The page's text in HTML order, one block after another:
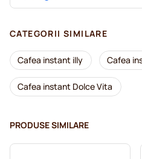
CATEGORII SIMILARE
Cafea instant illy Cafea
Cafea instant Dolce Vita
PRODUSE SIMILARE